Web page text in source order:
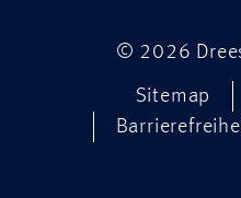
© 2026
Sitemap